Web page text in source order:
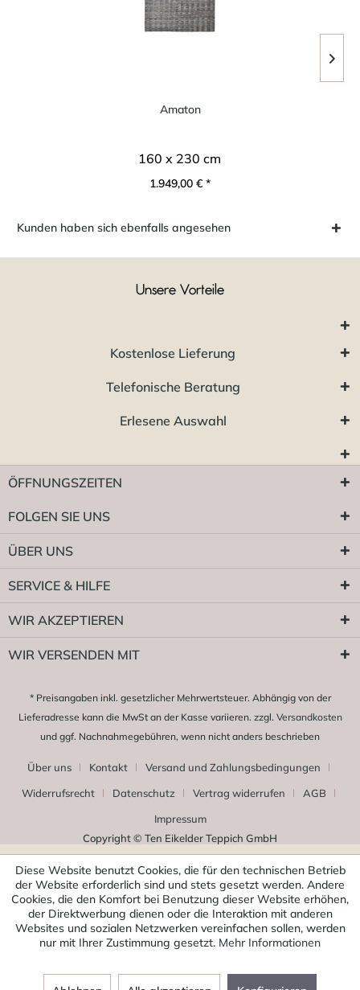
Amaton
160 x 230 cm
1.949,00 € *
Kunden haben sich ebenfalls angesehen
Unsere Vorteile
Kostenlose Lieferung
Telefonische Beratung
Erlesene Auswahl
ÖFFNUNGSZEITEN
FOLGEN SIE UNS
ÜBER UNS
SERVICE & HILFE
WIR AKZEPTIEREN
WIR VERSENDEN MIT
* Preisangaben inkl. gesetzlicher Mehrwertsteuer. Abhängig von der
Lieferadresse kann die MwSt an der Kasse variieren. zzgl. Versandkosten
und ggf. Nachnahmegebühren, wenn nicht anders beschrieben
Über uns Kontakt
Versand und Zahlungsbedingungen
Widerrufsrecht
Datenschutz Vertrag widerrufen
AGB
Impressum
Copyright © Ten Eikelder Teppich GmbH
Diese Website benutzt Cookies, die für den technischen Betrieb
der Website erforderlich sind und stets gesetzt werden. Andere
Cookies, die den Komfort bei Benutzung dieser Website erhöhen,
der Direktwerbung dienen oder die Interaktion mit anderen
Websites und sozialen Netzwerken vereinfachen sollen, werden
nur mit Ihrer Zustimmung gesetzt. Mehr Informationen